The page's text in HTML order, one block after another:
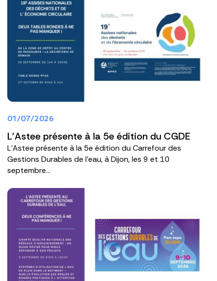
01/07/2026
L'Astee présente à la 5e édition du CGDE
L'Astee présente à la 5e édition du Carrefour des
Gestions Durables de l'eau, à Dijon, les 9 et 10
septembre...